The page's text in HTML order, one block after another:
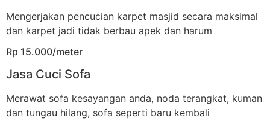
Mengerjakan pencucian karpet masjid secara maksimal
dan karpet jadi tidak berbau apek dan harum
Rp 15.000/meter
Jasa Cuci Sofa
Merawat sofa kesayangan anda, noda terangkat, kuman
dan tungau hilang, sofa seperti baru kembali